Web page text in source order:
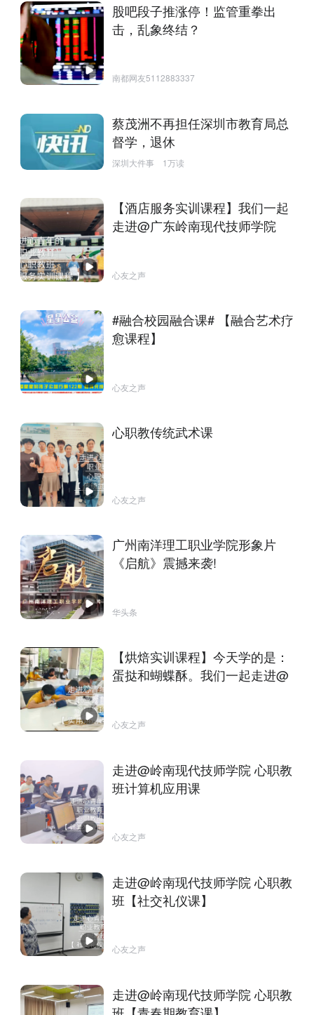
股吧段子推涨停！监管重拳出
击，乱象终结？
南都网友5112883337
蔡茂洲不再担任深圳市教育局总
督学，退休
深圳大件事 1万读
【酒店服务实训课程】我们一起
走进@广东岭南现代技师学院
心友之声
#融合校园融合课# 【融合艺术疗
愈课程】
心友之声
心职教传统武术课
心友之声
广州南洋理工职业学院形象片
《启航》震撼来袭!
华头条
【烘焙实训课程】今天学的是：
蛋挞和蝴蝶酥。我们一起走进@
心友之声
走进@岭南现代技师学院 心职教
班计算机应用课
心友之声
走进@岭南现代技师学院 心职教
班【社交礼仪课】
心友之声
走进@岭南现代技师学院 心职教